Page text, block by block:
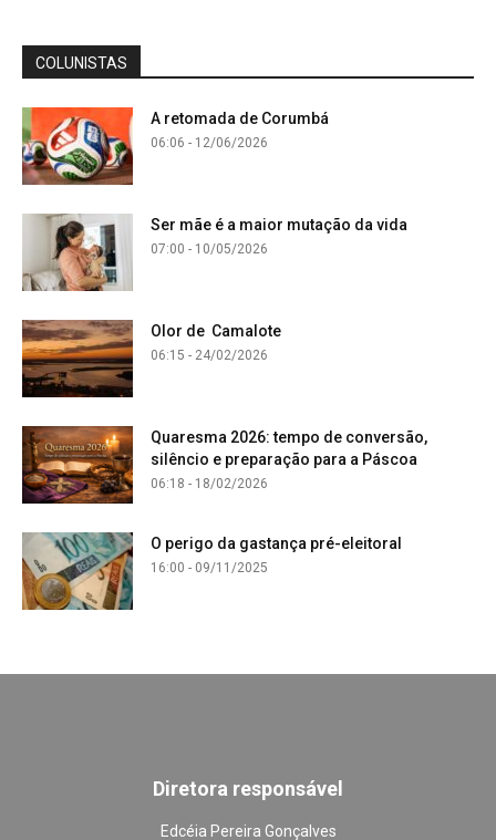
COLUNISTAS
A retomada de Corumbá
06:06 - 12/06/2026
Ser mãe é a maior mutação da vida
07:00 - 10/05/2026
Olor de Camalote
06:15 - 24/02/2026
Quaresma 2026: tempo de conversão,
silêncio e preparação para a Páscoa
06:18 - 18/02/2026
O perigo da gastança pré-eleitoral
16:00 - 09/11/2025
Diretora responsável
Edcéia Pereira Gonçalves